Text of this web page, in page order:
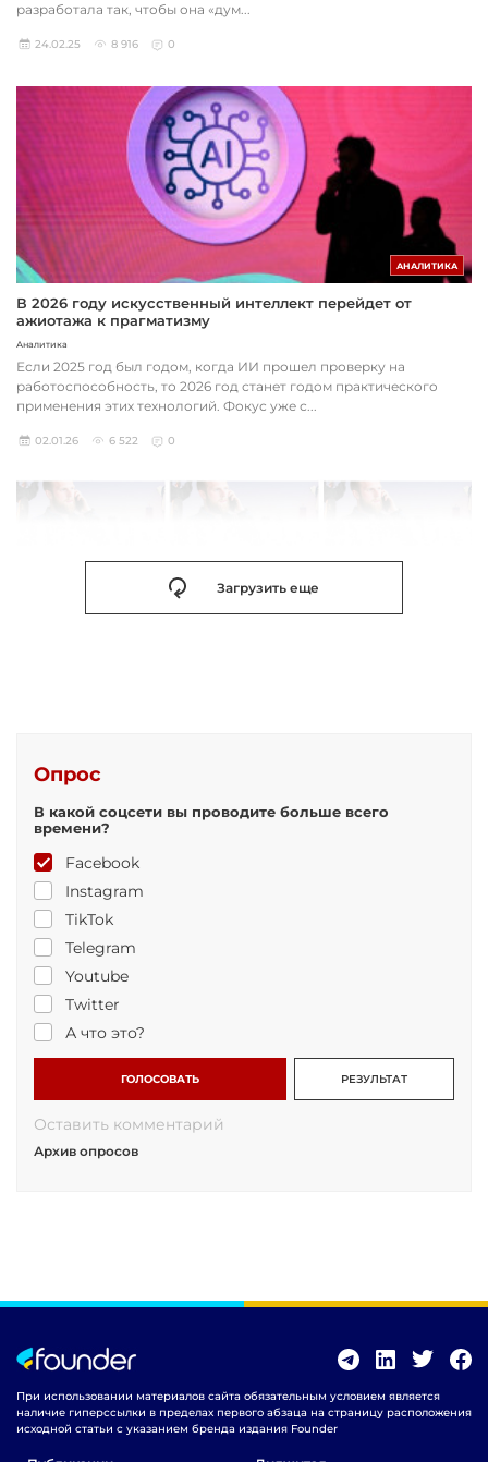
разработала так, чтобы она «дум...
24.02.25 8 916 0
АНАЛИТИКА
В 2026 году искусственный интеллект перейдет от
ажиотажа к прагматизму
Аналитика
Если 2025 год был годом, когда ИИ прошел проверку на
работоспособность, то 2026 год станет годом практического
применения этих технологий. Фокус уже с...
02.01.26 6 522 0
Загрузить еще
Опрос
В какой соцсети вы проводите больше всего
времени?
Facebook
Instagram
TikTok
Telegram
Youtube
Twitter
А что это?
ГОЛОСОВАТЬ РЕЗУЛЬТАТ
Оставить комментарий
Архив опросов
При использовании материалов сайта обязательным условием является
наличие гиперссылки в пределах первого абзаца на страницу расположения
исходной статьи с указанием бренда издания Founder